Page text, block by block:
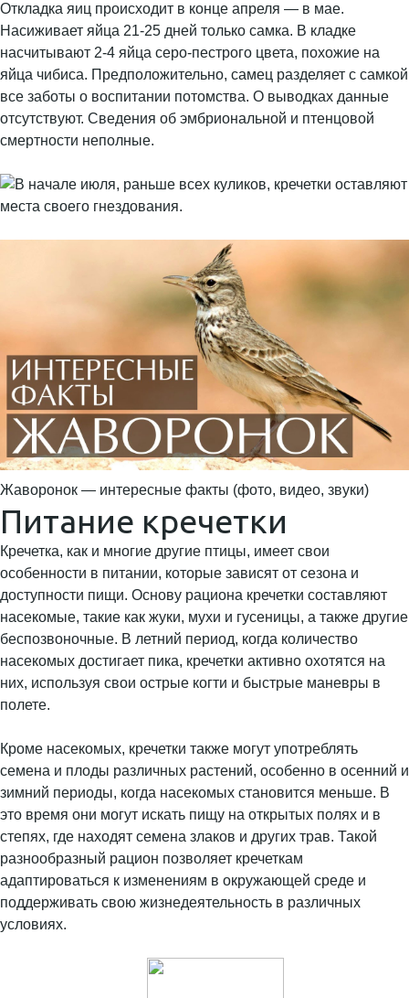
Откладка яиц происходит в конце апреля — в мае.
Насиживает яйца 21-25 дней только самка. В кладке
насчитывают 2-4 яйца серо-пестрого цвета, похожие на
яйца чибиса. Предположительно, самец разделяет с самкой
все заботы о воспитании потомства. О выводках данные
отсутствуют. Сведения об эмбриональной и птенцовой
смертности неполные.
Жаворонок — интересные факты (фото, видео, звуки)
Питание кречетки
Кречетка, как и многие другие птицы, имеет свои
особенности в питании, которые зависят от сезона и
доступности пищи. Основу рациона кречетки составляют
насекомые, такие как жуки, мухи и гусеницы, а также другие
беспозвоночные. В летний период, когда количество
насекомых достигает пика, кречетки активно охотятся на
них, используя свои острые когти и быстрые маневры в
полете.
Кроме насекомых, кречетки также могут употреблять
семена и плоды различных растений, особенно в осенний и
зимний периоды, когда насекомых становится меньше. В
это время они могут искать пищу на открытых полях и в
степях, где находят семена злаков и других трав. Такой
разнообразный рацион позволяет кречеткам
адаптироваться к изменениям в окружающей среде и
поддерживать свою жизнедеятельность в различных
условиях.